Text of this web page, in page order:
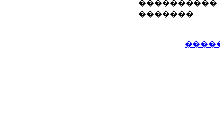
����������
�������